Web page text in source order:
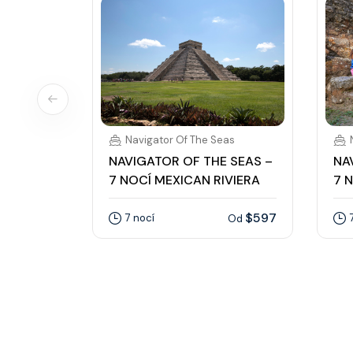
Navigator Of The Seas
NAVIGATOR OF THE SEAS –
7 NOCÍ MEXICAN RIVIERA
7 nocí Od $597
7